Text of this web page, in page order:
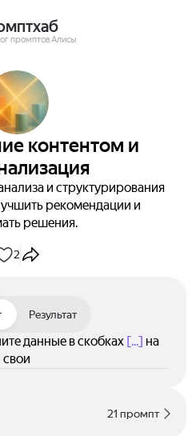
промптов Алисы
контентом и
и структурирования
рекомендации и
решения.
2
Результат
данные в скобках [...] на
свои
21 промпт